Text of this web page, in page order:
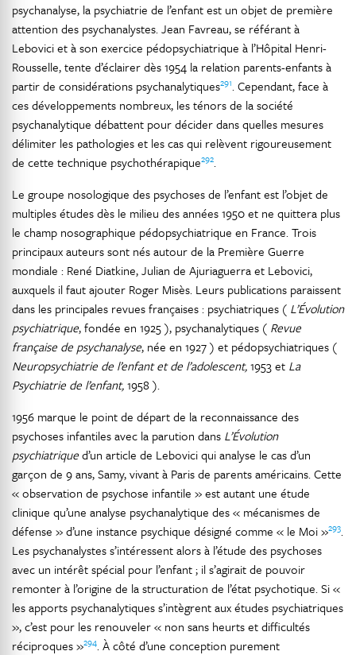
psychanalyse, la psychiatrie de l’enfant est un objet de première
attention des psychanalystes. Jean Favreau, se référant à
Lebovici et à son exercice pédopsychiatrique à l’Hôpital Henri-
Rousselle, tente d’éclairer dès 1954 la relation parents-enfants à
partir de considérations psychanalytiques291. Cependant, face à
ces développements nombreux, les ténors de la société
psychanalytique débattent pour décider dans quelles mesures
délimiter les pathologies et les cas qui relèvent rigoureusement
de cette technique psychothérapique292.
Le groupe nosologique des psychoses de l’enfant est l’objet de
multiples études dès le milieu des années 1950 et ne quittera plus
le champ nosographique pédopsychiatrique en France. Trois
principaux auteurs sont nés autour de la Première Guerre
mondiale : René Diatkine, Julian de Ajuriaguerra et Lebovici,
auxquels il faut ajouter Roger Misès. Leurs publications paraissent
dans les principales revues françaises : psychiatriques ( L’Évolution
psychiatrique, fondée en 1925 ), psychanalytiques ( Revue
française de psychanalyse, née en 1927 ) et pédopsychiatriques (
Neuropsychiatrie de l’enfant et de l’adolescent,1953 et La
Psychiatrie de l’enfant,1958 ).
1956 marque le point de départ de la reconnaissance des
psychoses infantiles avec la parution dans L’Évolution
psychiatriqued’un article de Lebovici qui analyse le cas d’un
garçon de 9 ans, Samy, vivant à Paris de parents américains. Cette
« observation de psychose infantile » est autant une étude
clinique qu’une analyse psychanalytique des « mécanismes de
défense » d’une instance psychique désigné comme « le Moi »293.
Les psychanalystes s’intéressent alors à l’étude des psychoses
avec un intérêt spécial pour l’enfant ; il s’agirait de pouvoir
remonter à l’origine de la structuration de l’état psychotique. Si «
les apports psychanalytiques s’intègrent aux études psychiatriques
», c’est pour les renouveler « non sans heurts et difficultés
réciproques »294. À côté d’une conception purement